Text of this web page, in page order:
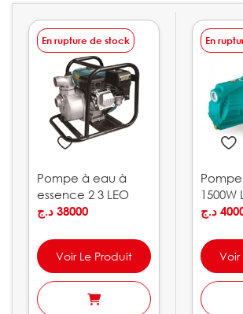
En rupture de stock
Pompe à eau à
essence 2 3 LEO
38000 د.ج
Voir Le Produit
En
1500W
د.ج
Voir